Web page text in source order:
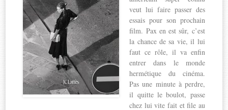
veut lui faire passer des
essais pour son prochain
film. Pax en est sûr, c’est
la chance de sa vie, il lui
faut ce rôle, il va enfin
entrer dans le monde
hermétique du cinéma.
Pas une minute à perdre,
il quitte le boulot, passe
chez lui vite fait et file au